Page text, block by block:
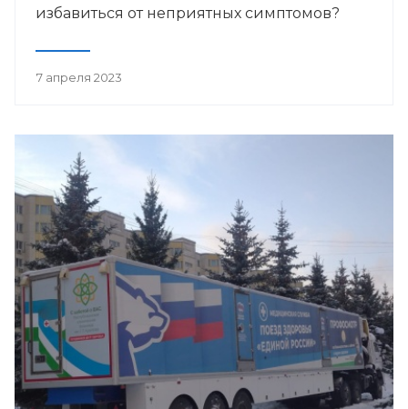
избавиться от неприятных симптомов?
7 апреля 2023